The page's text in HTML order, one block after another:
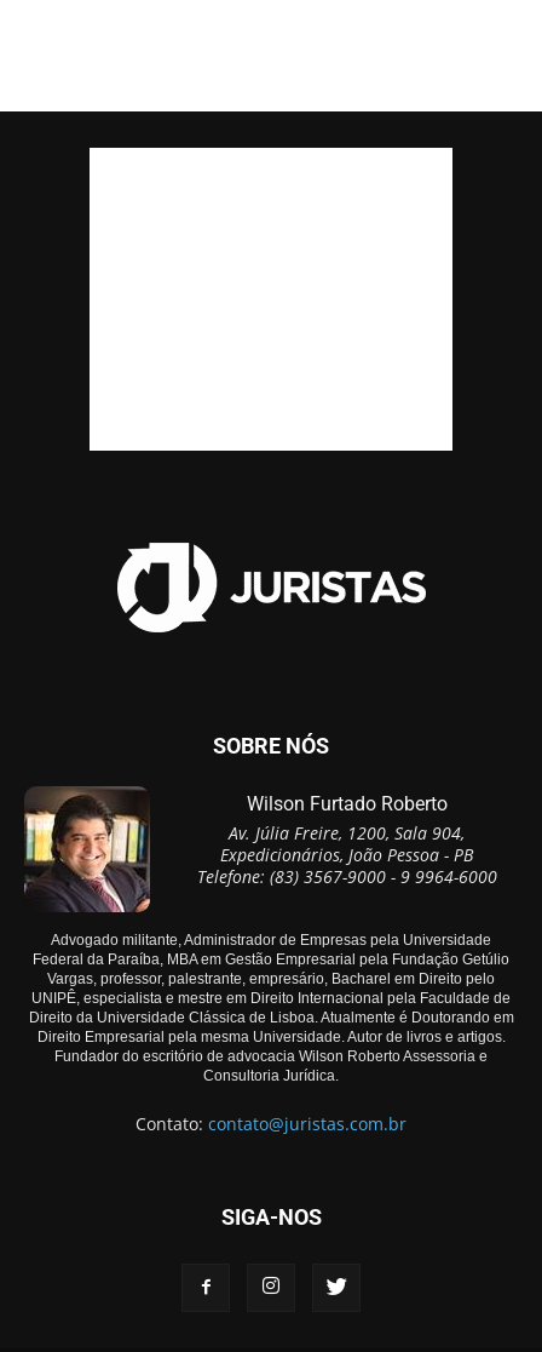
SOBRE NÓS
Wilson Furtado Roberto
Av. Júlia Freire, 1200, Sala 904,
Expedicionários, João Pessoa - PB
Telefone: (83) 3567-9000 - 9 9964-6000
Advogado militante, Administrador de Empresas pela Universidade
Federal da Paraíba, MBA em Gestão Empresarial pela Fundação Getúlio
Vargas, professor, palestrante, empresário, Bacharel em Direito pelo
UNIPÊ, especialista e mestre em Direito Internacional pela Faculdade de
Direito da Universidade Clássica de Lisboa. Atualmente é Doutorando em
Direito Empresarial pela mesma Universidade. Autor de livros e artigos.
Fundador do escritório de advocacia Wilson Roberto Assessoria e
Consultoria Jurídica.
Contato: contato@juristas.com.br
SIGA-NOS